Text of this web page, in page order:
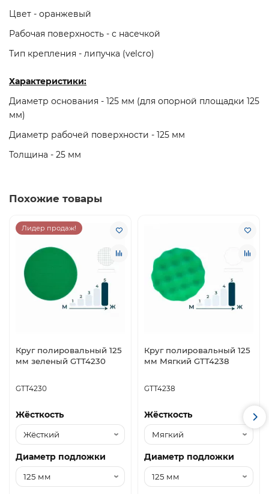
Цвет - оранжевый
Рабочая поверхность - с насечкой
Тип крепления - липучка (velcro)
Характеристики:
Диаметр основания - 125 мм (для опорной площадки 125
мм)
Диаметр рабочей поверхности - 125 мм
Толщина - 25 мм
Похожие товары
Лидер продаж!
Круг полировальный 125
мм зеленый GTT4230
GTT4230
Жёсткость
Диаметр подложки
Круг полировальный 125
мм Мягкий GTT4238
GTT4238
Жёсткость
Диаметр подложки